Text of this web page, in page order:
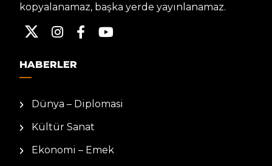
kopyalanamaz, başka yerde yayınlanamaz.
HABERLER
Dünya – Diplomasi
Kültür Sanat
Ekonomi – Emek